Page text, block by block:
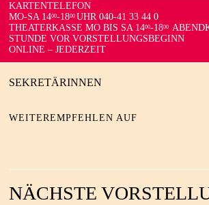
KARTENTELEFON
MO-SA 1400-1800 UHR 040-41 33 44 0
THEATERKASSE MO BIS SA 1400-1800
STUNDE VOR VORSTELLUNGSBEGINN
ONLINE – JEDERZEIT
SEKRETÄRINNEN
WEITEREMPFEHLEN AUF
NÄCHSTE